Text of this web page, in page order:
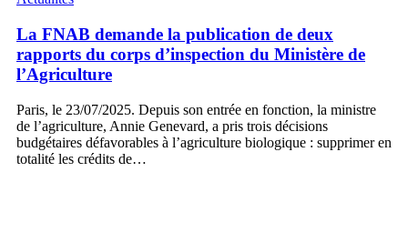
demande
la
publication
de
rapports
du
corps
d’inspection
La FNAB demande la publication de deux
rapports du corps d’inspection du Ministère de
l’Agriculture
Paris, le 23/07/2025. Depuis son entrée en fonction, la ministre
de l’agriculture, Annie Genevard, a pris trois décisions
budgétaires défavorables à l’agriculture biologique : supprimer en
totalité les crédits de…